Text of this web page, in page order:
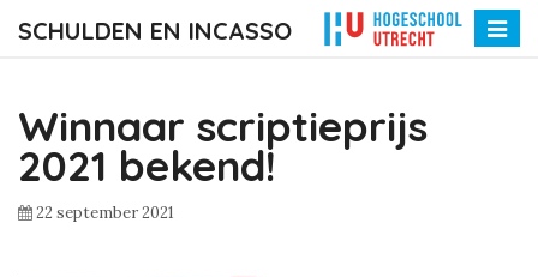
SCHULDEN EN INCASSO
Toggle
Winnaar scriptieprijs
2021 bekend!
22 september 2021